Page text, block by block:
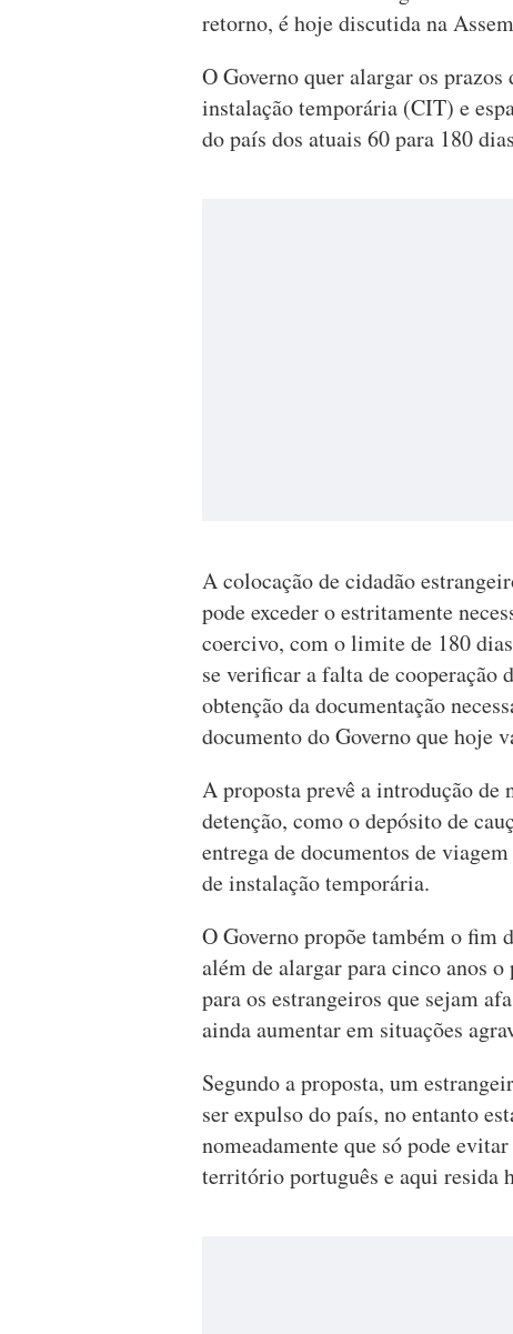
retorno, é hoje discutida na
O Governo quer alargar os
instalação temporária (CIT) e
do país dos atuais 60 para 180
A colocação de cidadão
pode exceder o estritamente
coercivo, com o limite de 180
se verificar a falta de cooperação
obtenção da documentação
documento do Governo que hoje
A proposta prevê a introdução de
detenção, como o depósito de
entrega de documentos de
de instalação temporária.
O Governo propõe também o fim
além de alargar para cinco anos
para os estrangeiros que sejam
ainda aumentar em situações
Segundo a proposta, um
ser expulso do país, no entanto
nomeadamente que só pode
território português e aqui resida